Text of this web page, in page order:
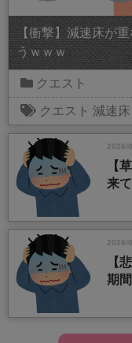
【衝撃】減速床が
うｗｗｗ
クエスト
クエスト 減速床
2026/
【
来
2026/
【
期